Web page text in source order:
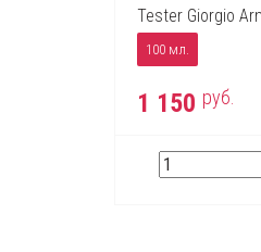
Tester Giorgio
100 мл.
1 150 руб.